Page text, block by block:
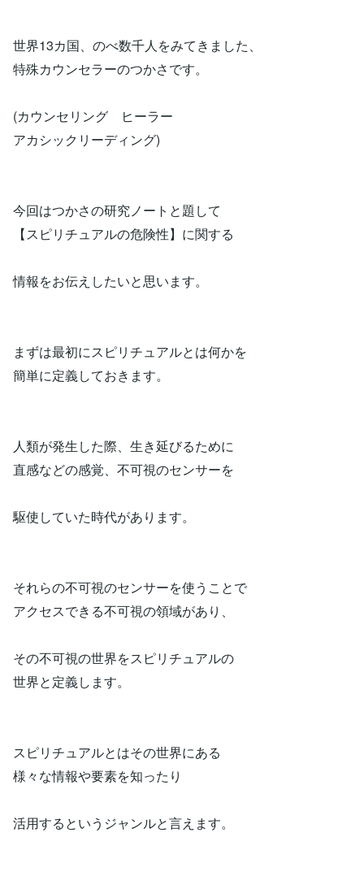
世界13カ国、のべ数千人をみてきました、
特殊カウンセラーのつかさです。
(カウンセリング ヒーラー
アカシックリーディング)
今回はつかさの研究ノートと題して
【スピリチュアルの危険性】に関する
情報をお伝えしたいと思います。
まずは最初にスピリチュアルとは何かを
簡単に定義しておきます。
人類が発生した際、生き延びるために
直感などの感覚、不可視のセンサーを
駆使していた時代があります。
それらの不可視のセンサーを使うことで
アクセスできる不可視の領域があり、
その不可視の世界をスピリチュアルの
世界と定義します。
スピリチュアルとはその世界にある
様々な情報や要素を知ったり
活用するというジャンルと言えます。